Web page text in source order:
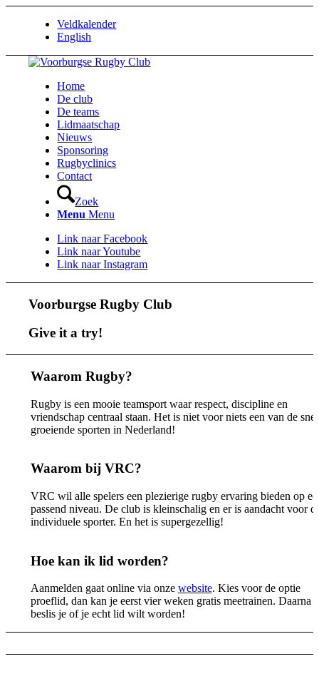
Veldkalender
English
Home
De club
De teams
Lidmaatschap
Nieuws
Sponsoring
Rugbyclinics
Contact
Zoek
Menu Menu
Link naar Facebook
Link naar Youtube
Link naar Instagram
Voorburgse Rugby Club
Give it a try!
Waarom Rugby?
Rugby is een mooie teamsport waar respect, discipline en
vriendschap centraal staan. Het is niet voor niets een van de
groeiende sporten in Nederland!
Waarom bij VRC?
VRC wil alle spelers een plezierige rugby ervaring bieden op
passend niveau. De club is kleinschalig en er is aandacht voor
individuele sporter. En het is supergezellig!
Hoe kan ik lid worden?
Aanmelden gaat online via onze website. Kies voor de optie
proeflid, dan kan je eerst vier weken gratis meetrainen. Daarna
beslis je of je echt lid wilt worden!